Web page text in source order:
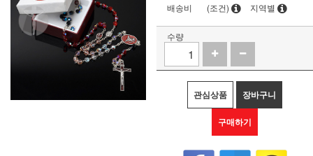
배송비
(조건) 지역별
수량
관심상품 장바구니
구매하기